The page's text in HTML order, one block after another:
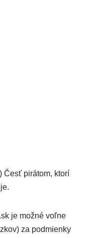
Česť pirátom, ktorí
je možné voľne
za podmienky